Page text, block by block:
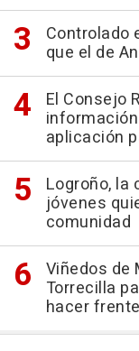
Controlado
que el de
El Consejo
aplicación
Logroño, la
jóvenes
comunidad
Viñedos de
Torrecilla
hacer